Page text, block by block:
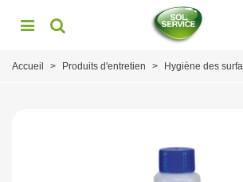
Accueil > Produits d'entretien > Hygiène des